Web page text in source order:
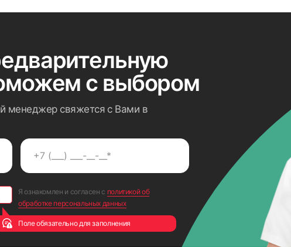
с выбором
менеджер свяжется с Вами в
Я ознакомлен и согласен с политикой об
обработке персональных данных
Поле обязательно для заполнения